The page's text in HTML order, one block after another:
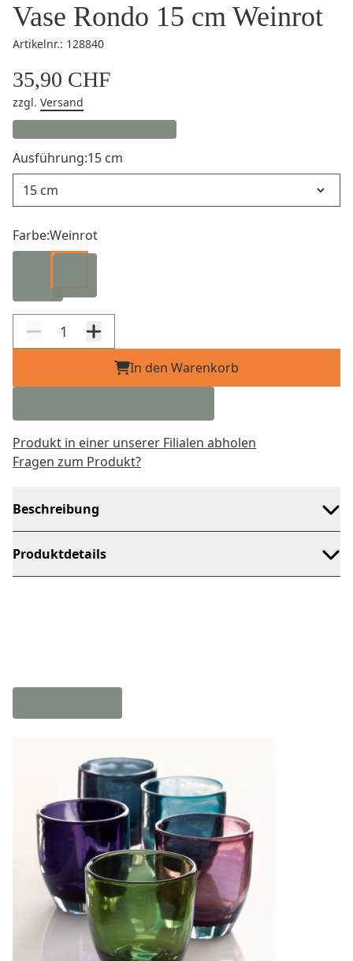
Vase Rondo 15 cm Weinrot
Artikelnr.: 128840
35,90 CHF
zzgl. Versand
Ausführung:15 cm
Farbe:Weinrot
In den Warenkorb
Produkt in einer unserer Filialen abholen
Fragen zum Produkt?
Beschreibung
Produktdetails